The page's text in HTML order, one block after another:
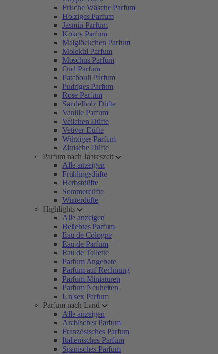
Frische Wäsche Parfum
Holziges Parfum
Jasmin Parfum
Kokos Parfum
Maiglöckchen Parfum
Molekül Parfum
Moschus Parfum
Oud Parfum
Patchouli Parfum
Pudriges Parfum
Rose Parfum
Sandelholz Düfte
Vanille Parfum
Veilchen Düfte
Vetiver Düfte
Würziges Parfum
Zitrische Düfte
Parfum nach Jahreszeit
Alle anzeigen
Frühlingsdüfte
Herbstdüfte
Sommerdüfte
Winterdüfte
Highlights
Alle anzeigen
Beliebtes Parfum
Eau de Cologne
Eau de Parfum
Eau de Toilette
Parfum Angebote
Parfum auf Rechnung
Parfum Miniaturen
Parfum Neuheiten
Unisex Parfum
Parfum nach Land
Alle anzeigen
Arabisches Parfum
Französisches Parfum
Italienisches Parfum
Spanisches Parfum